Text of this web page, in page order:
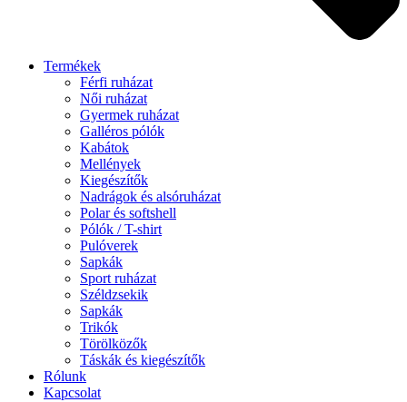
Termékek
Férfi ruházat
Női ruházat
Gyermek ruházat
Galléros pólók
Kabátok
Mellények
Kiegészítők
Nadrágok és alsóruházat
Polar és softshell
Pólók / T-shirt
Pulóverek
Sapkák
Sport ruházat
Széldzsekik
Sapkák
Trikók
Törölközők
Táskák és kiegészítők
Rólunk
Kapcsolat